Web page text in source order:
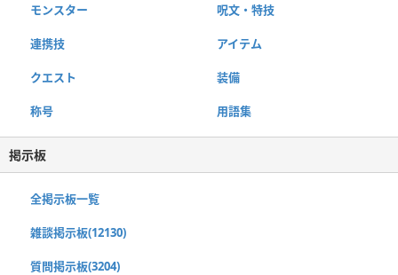
モンスター 呪文・特技
連携技 アイテム
クエスト 装備
称号 用語集
掲示板
全掲示板一覧
雑談掲示板(12130)
質問掲示板(3204)